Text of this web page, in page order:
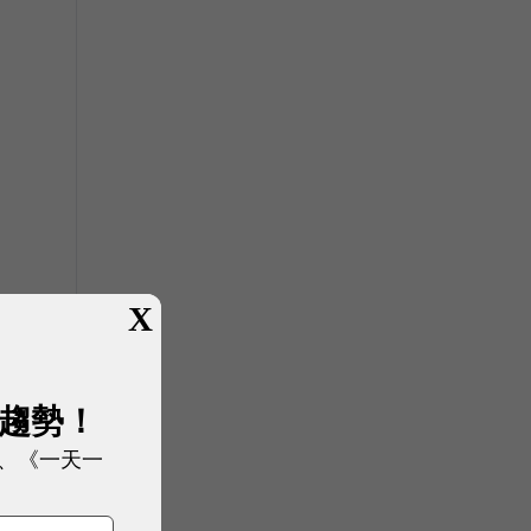
X
勢！
《一天一